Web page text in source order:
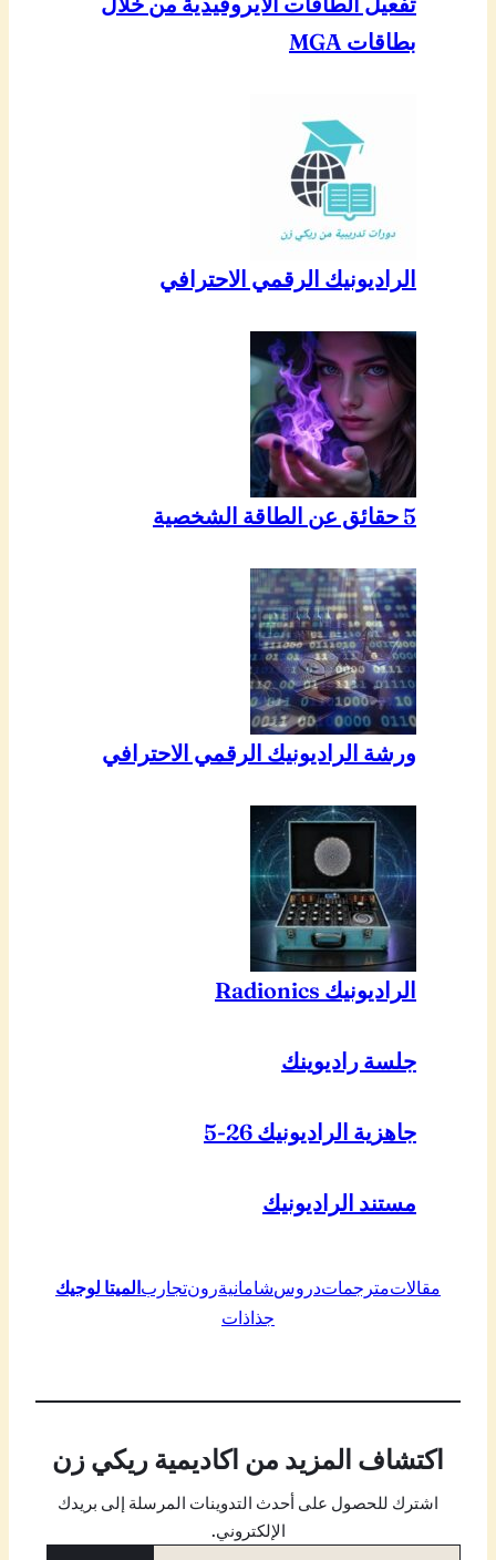
بطاقات MGA
الراديونيك الرقمي الاحترافي
5 حقائق عن الطاقة الشخصية
ورشة الراديونيك الرقمي الاحترافي
الراديونيك Radionics
جلسة راديوينك
جاهزية الراديونيك 26-5
مستند الراديونيك
مقالاتمترجماتدروسشامانيةرونتجاربالميتا لوجيك
جذاذات
اكتشاف المزيد من اكاديمية ريكي زن
اشترك للحصول على أحدث التدوينات المرسلة إلى بريدك
الإلكتروني.
كتابة بريدك الإلكتروني…